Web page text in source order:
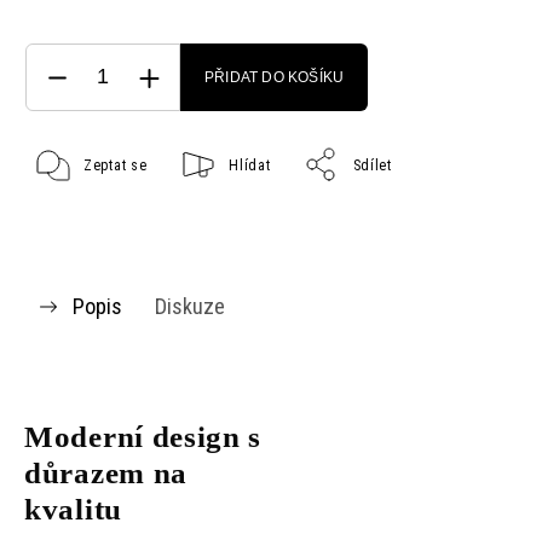
PŘIDAT DO KOŠÍKU
Zeptat se Hlídat Sdílet
Popis Diskuze
Moderní design s
důrazem na
kvalitu